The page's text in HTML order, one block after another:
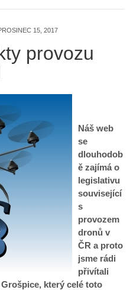
15, 2017
provozu
Náš web
se
dlouhodob
ě zajímá o
legislativu
související
s
provozem
dronů v
ČR a proto
jsme rádi
přivítali
který celé toto